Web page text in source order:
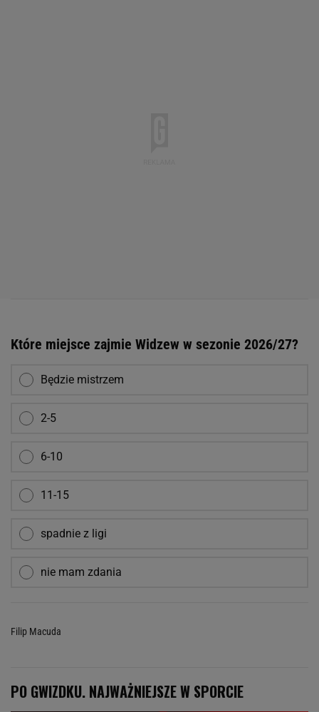
Które miejsce zajmie Widzew w sezonie 2026/27?
Będzie mistrzem
2-5
6-10
11-15
spadnie z ligi
nie mam zdania
Filip Macuda